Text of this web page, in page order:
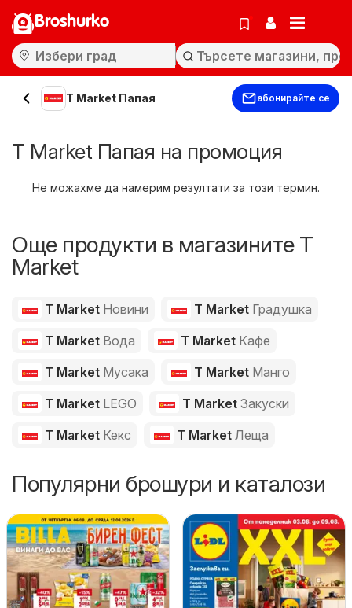
Broshurko
T Market Папая абонирайте се
T Market Папая на промоция
Не можахме да намерим резултати за този термин.
Още продукти в магазините T
Market
T Market Новини T Market Градушка
T Market Вода T Market Кафе
T Market Мусака T Market Манго
T Market LEGO T Market Закуски
T Market Кекс T Market Леща
Популярни брошури и каталози